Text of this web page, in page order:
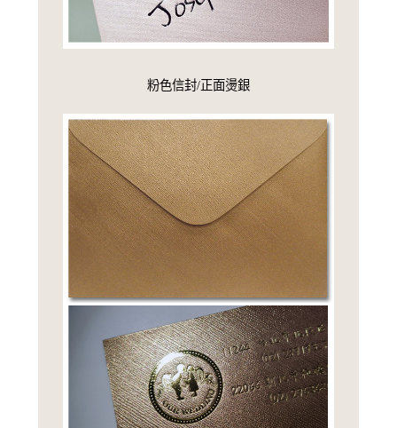
粉色信封/正面燙銀